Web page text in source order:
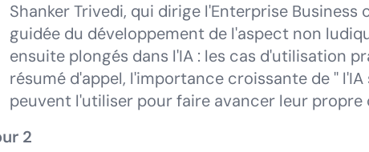
Shanker Trivedi, qui dirige l'Enterprise Business
guidée du développement de l'aspect non
ensuite plongés dans l'IA : les cas d'utilisation
résumé d'appel, l'importance croissante de "
peuvent l'utiliser pour faire avancer leur propre
2